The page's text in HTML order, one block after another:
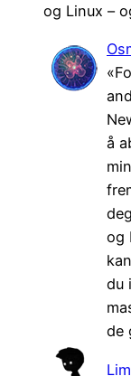
og Linux –
å
og
du
de